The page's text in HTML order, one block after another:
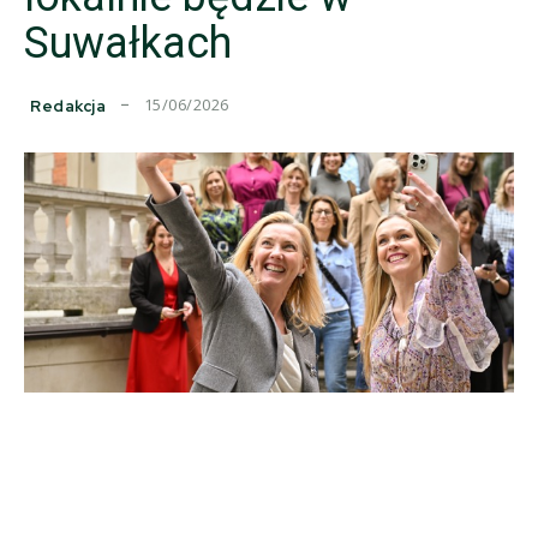
Suwałkach
Redakcja 15/06/2026